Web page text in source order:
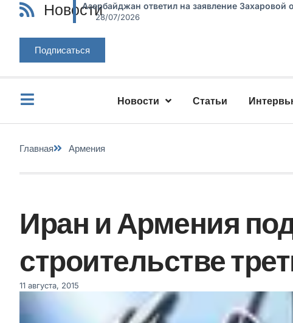
НовостиАзербайджан ответил на заявление
28/07/2026
Подписаться
Новости Статьи
Главная Армения
Иран и Армения
строительстве
11 августа, 2015